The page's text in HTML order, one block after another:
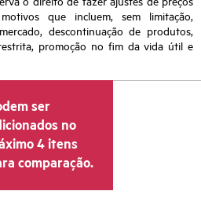
que incluem, sem limitação,
descontinuação de produtos,
promoção no fim da vida útil e
ser
no
4 itens
comparação.